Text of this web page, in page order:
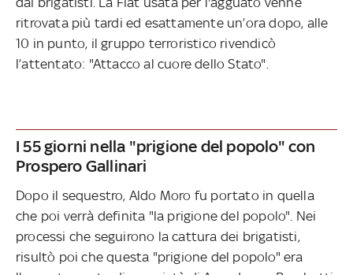
ritrovata più tardi ed esattamente un’ora dopo, alle
10 in punto, il gruppo terroristico rivendicò
l’attentato: "Attacco al cuore dello Stato".
I 55 giorni nella "prigione del popolo" con
Prospero Gallinari
Dopo il sequestro, Aldo Moro fu portato in quella
che poi verrà definita "la prigione del popolo". Nei
processi che seguirono la cattura dei brigatisti,
risultò poi che questa "prigione del popolo" era